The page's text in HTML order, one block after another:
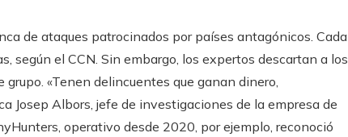
de ataques patrocinados por países antagónicos. Cada
según el CCN. Sin embargo, los expertos descartan a los
«Tenen delincuentes que ganan dinero,
Josep Albors, jefe de investigaciones de la empresa de
operativo desde 2020, por ejemplo, reconoció